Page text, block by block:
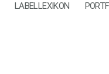
LABELLEXIKON